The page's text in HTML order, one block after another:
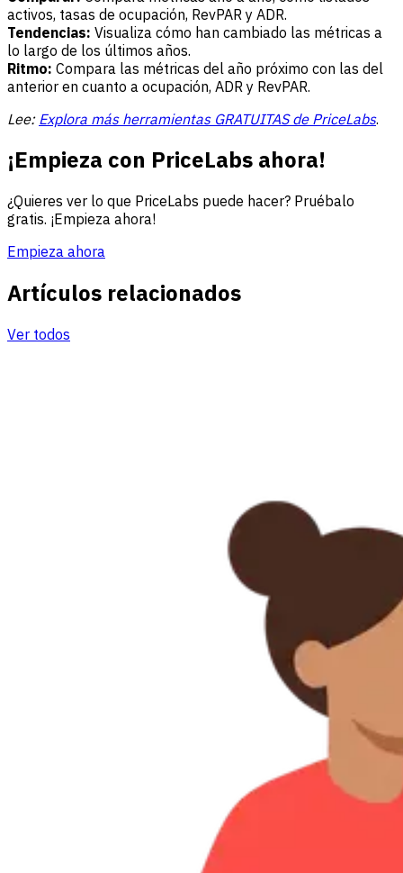
activos, tasas de ocupación, RevPAR y ADR.
Tendencias: Visualiza cómo han cambiado las métricas a
lo largo de los últimos años.
Ritmo: Compara las métricas del año próximo con las del
anterior en cuanto a ocupación, ADR y RevPAR.
Lee: Explora más herramientas GRATUITAS de PriceLabs.
¡Empieza con PriceLabs ahora!
¿Quieres ver lo que PriceLabs puede hacer? Pruébalo
gratis. ¡Empieza ahora!
Empieza ahora
Artículos relacionados
Ver todos